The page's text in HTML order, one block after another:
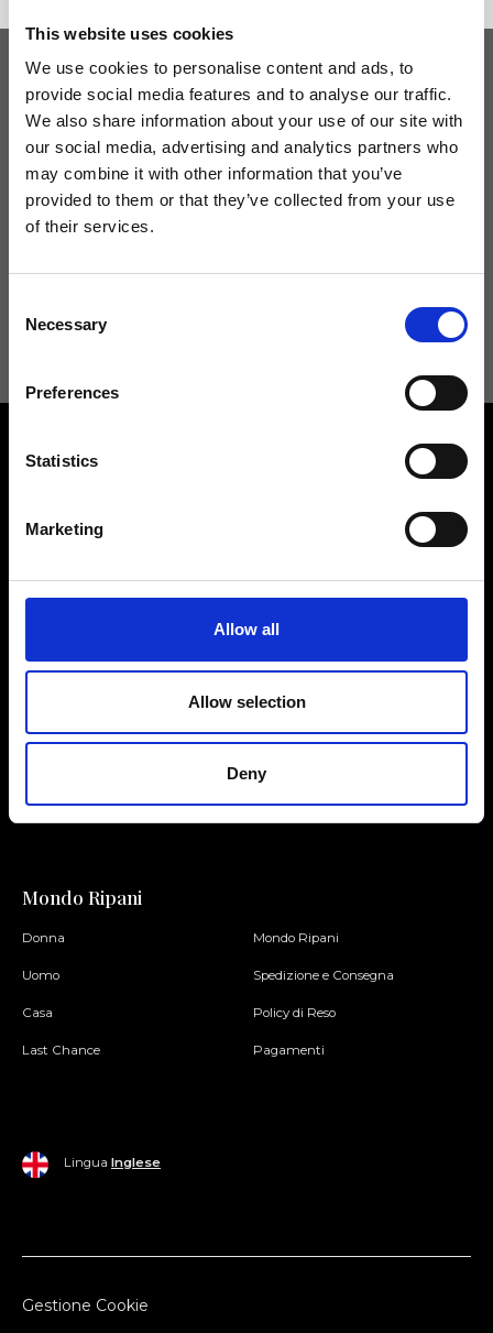
This website uses cookies
We use cookies to personalise content and ads, to
provide social media features and to analyse our traffic.
We also share information about your use of our site with
our social media, advertising and analytics partners who
may combine it with other information that you’ve
provided to them or that they’ve collected from your use
of their services.
Selection
Necessary
Preferences
Statistics
Marketing
Allow all
Allow selection
Deny
Tieniti aggiornato
Non perdere le novità di Ripani, iscriviti alla newsletter!
Acconsento a ricevere novità e promo da Ripani. Per maggiori
informazioni consulta la
Cerca un negozio
richieste
Mondo Ripani
Donna
Uomo
Casa
Last Chance
Mondo Ripani
Spedizione e Consegna
Policy di Reso
Pagamenti
Lingua Inglese
Gestione Cookie